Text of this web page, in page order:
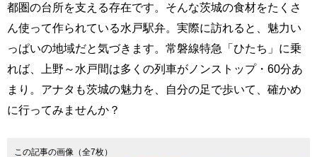
都圏の台所を支える存在です。そんな茨城の食材をたくさ
ん使って作られている水戸駅弁。実際に訪れると、魅力い
っぱいの地域だと気づきます。常磐線特急「ひたち」に乗
れば、上野～水戸間は多くの列車がノンストップ・60分あ
まり。アナタも茨城の魅力を、自分の足で歩いて、確かめ
に行ってみませんか？
この記事の画像（全7枚）